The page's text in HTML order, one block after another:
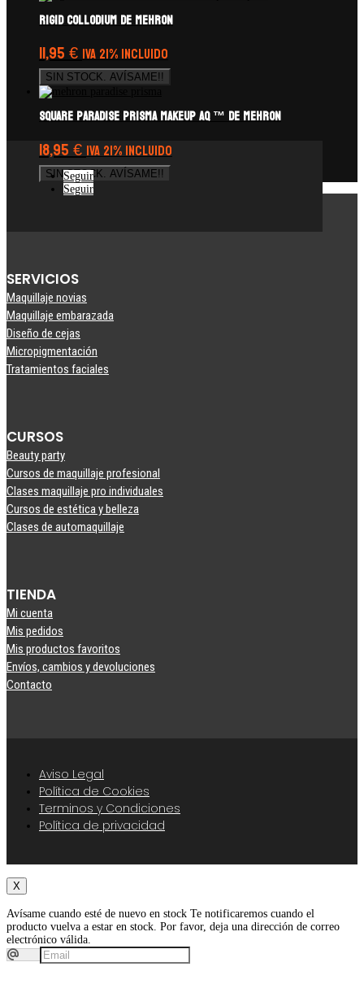
Rigid Collodium de Mehron
11,95€ IVA 21% Incluido
SIN STOCK. AVÍSAME!!
Square Paradise Prisma Makeup AQ ™ de Mehron
18,95€IVA 21% Incluido
SIN STOCK. AVÍSAME!!
Seguir
Seguir
SERVICIOS
Maquillaje novias
Maquillaje embarazada
Diseño de cejas
Micropigmentación
Tratamientos faciales
CURSOS
Beauty party
Cursos de maquillaje profesional
Clases maquillaje pro individuales
Cursos de estética y belleza
Clases de automaquillaje
TIENDA
Mi cuenta
Mis pedidos
Mis productos favoritos
Envíos, cambios y devoluciones
Contacto
Aviso Legal
Política de Cookies
Terminos y Condiciones
Política de privacidad
X
Avísame cuando esté de nuevo en stock Te notificaremos cuando el
producto vuelva a estar en stock. Por favor, deja una dirección de correo
electrónico válida.